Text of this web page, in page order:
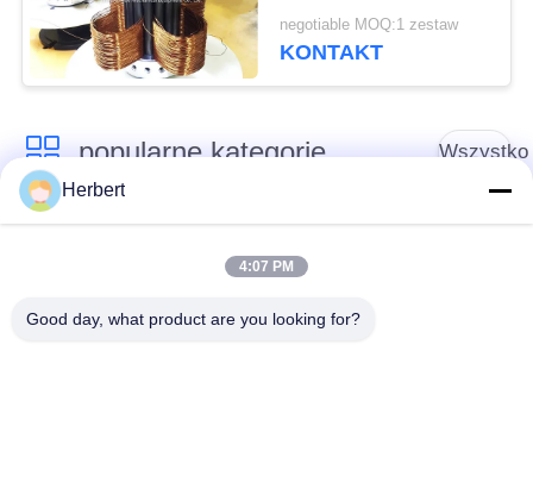
silnika / 4-biegunowy
sprzęt do nawijania
negotiable MOQ:1 zestaw
KONTAKT
popularne kategorie Wszystko
Maszyna do
Maszyna do
nawijania stojana
Automatyczna
Części zamienne do
Herbert
4:07 PM
Good day, what product are you looking for?